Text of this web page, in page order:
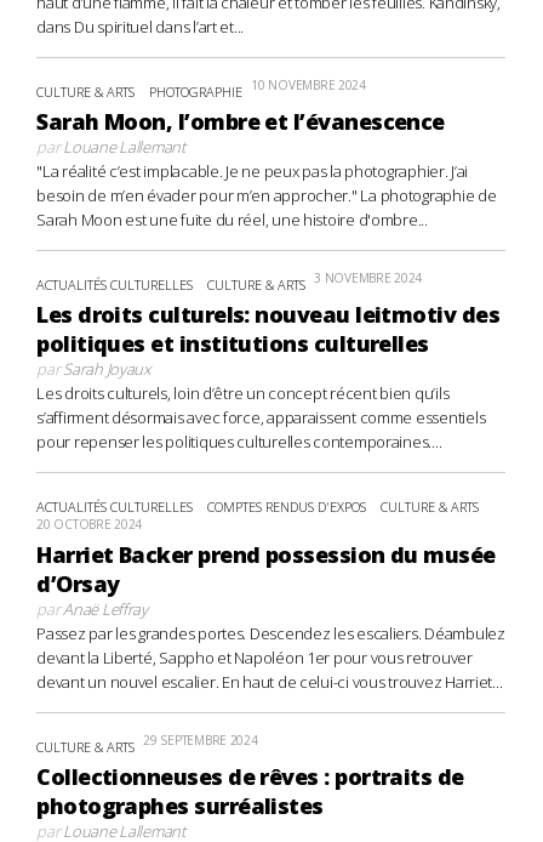
dans Du spirituel dans l’art et...
CULTURE & ARTS PHOTOGRAPHIE 10 NOVEMBRE 2024
Sarah Moon, l’ombre et l’évanescence
parLouane Lallemant
"La réalité c’est implacable. Je ne peux pas la photographier. J’ai
besoin de m’en évader pour m’en approcher." La photographie de
Sarah Moon est une fuite du réel, une histoire d'ombre...
ACTUALITÉS CULTURELLES CULTURE & ARTS 3 NOVEMBRE 2024
Les droits culturels: nouveau leitmotiv des
politiques et institutions culturelles
parSarah Joyaux
Les droits culturels, loin d’être un concept récent bien qu’ils
s’affirment désormais avec force, apparaissent comme essentiels
pour repenser les politiques culturelles contemporaines....
ACTUALITÉS CULTURELLES COMPTES RENDUS D'EXPOS CULTURE & ARTS
20 OCTOBRE 2024
Harriet Backer prend possession du musée
d’Orsay
parAnaë Leffray
Passez par les grandes portes. Descendez les escaliers. Déambulez
devant la Liberté, Sappho et Napoléon 1er pour vous retrouver
devant un nouvel escalier. En haut de celui-ci vous trouvez Harriet...
CULTURE & ARTS 29 SEPTEMBRE 2024
Collectionneuses de rêves : portraits de
photographes surréalistes
parLouane Lallemant